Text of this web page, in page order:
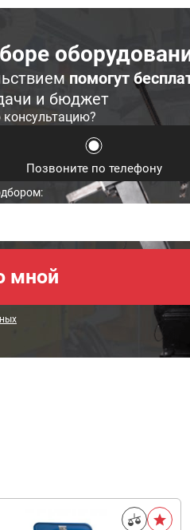
помогут
и бюджет
Позвоните по телефону